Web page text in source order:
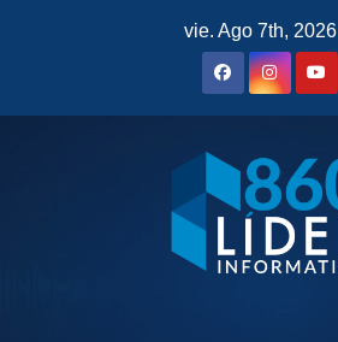
vie. Ago 7th, 2026